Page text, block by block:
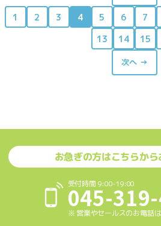
1 2 3 4 5 6 7
13
14 15
次へ →
お急ぎの方はこちらか
受付時間 9:00-19:00
045-
※ 営業やセールスのお電話